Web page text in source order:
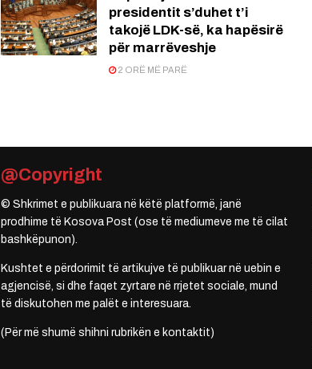
presidentit s’duhet t’i
takojë LDK-së, ka hapësirë
për marrëveshje
2 ORË MË PARË
@Copyright
© Shkrimet e publikuara në këtë platformë, janë
prodhime të Kosova Post (ose të mediumeve me të cilat
bashkëpunon).
Kushtet e përdorimit të artikujve të publikuar në uebin e
agjencisë, si dhe faqet zyrtare në rrjetet sociale, mund
të diskutohen me palët e interesuara.
(Për më shumë shihni rubrikën e kontaktit)